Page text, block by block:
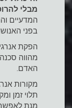
מבלי
המדעיים
בפני
הפקת
מהווה
האדם.
מקורות
תלוי זמן
מנת